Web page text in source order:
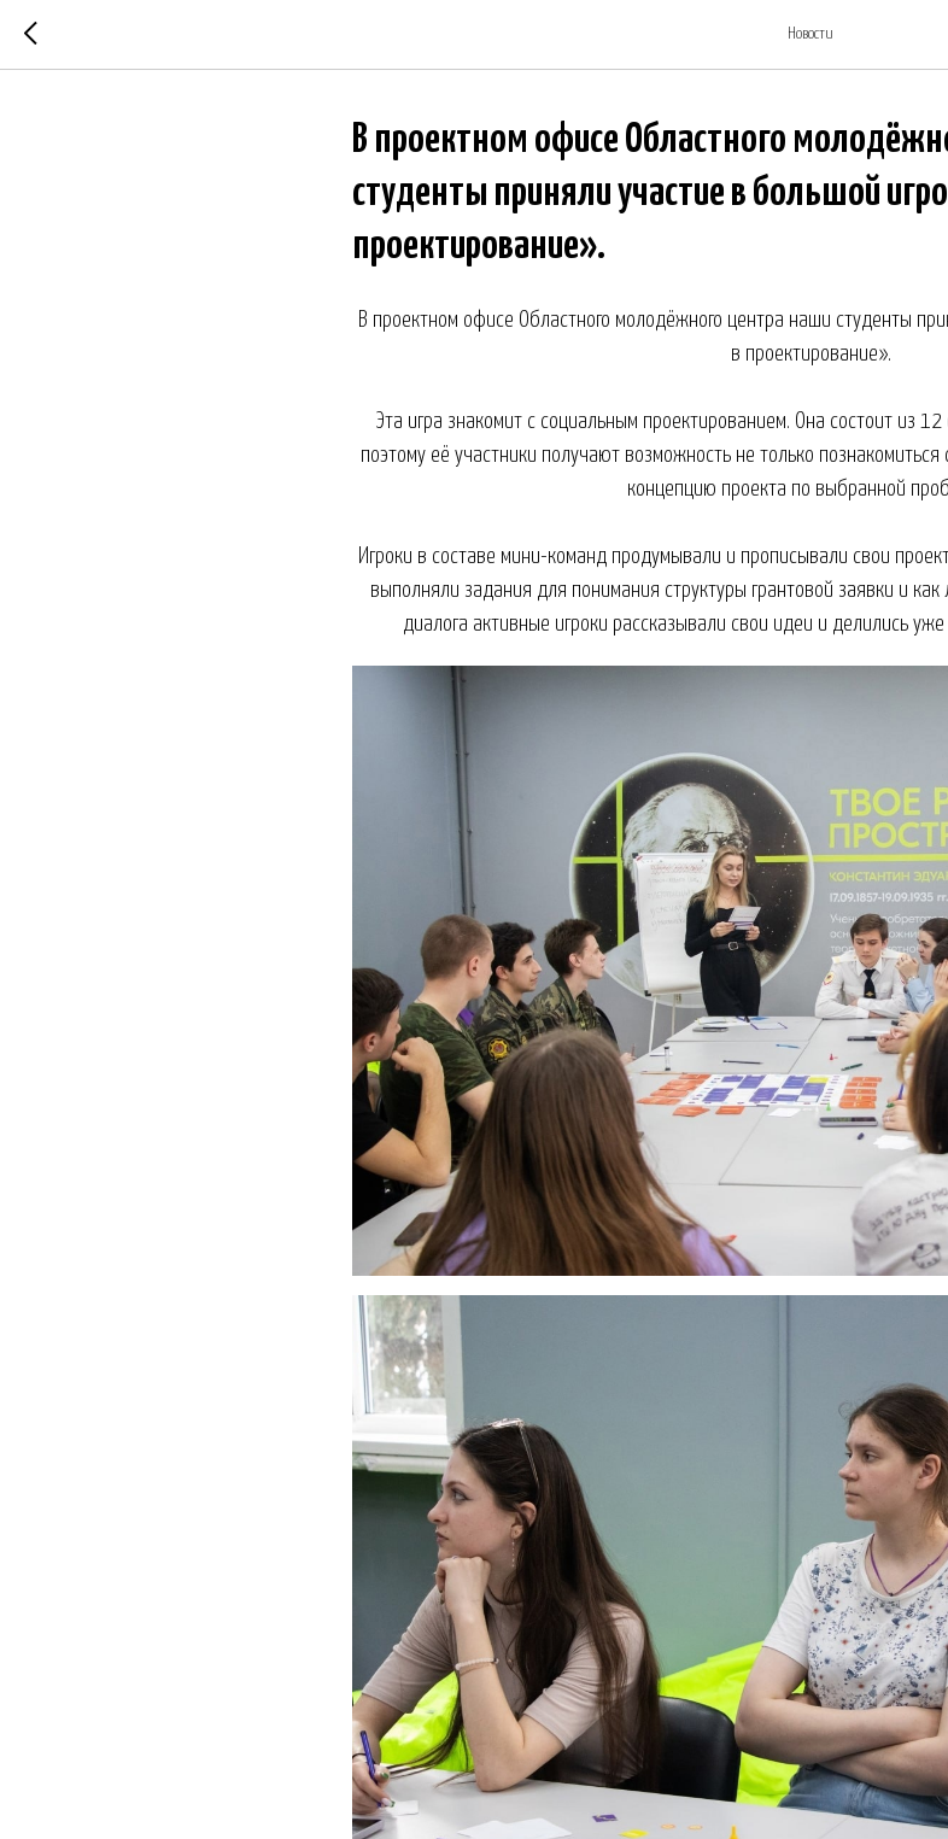
Новости
В проектном офисе Областного
студенты приняли участие в большой
проектирование».
В проектном офисе Областного молодёжного центра наши студенты
в проектирование».
Эта игра знакомит с социальным проектированием. Она состоит из
поэтому её участники получают возможность не только
концепцию проекта по выбранной
Игроки в составе мини-команд продумывали и прописывали свои
выполняли задания для понимания структуры грантовой заявки и
диалога активные игроки рассказывали свои идеи и делились